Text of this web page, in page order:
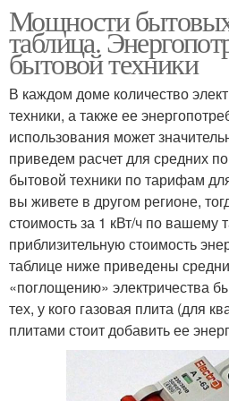
Мощности
таблица.
бытовой техники
В каждом доме количество
техники, а также ее
использования может
приведем расчет для средних
бытовой техники по тарифам
вы живете в другом регионе,
стоимость за 1 кВт/ч по вашему
приблизительную стоимость
таблице ниже приведены
«поглощению» электричества
тех, у кого газовая плита (для
плитами стоит добавить ее